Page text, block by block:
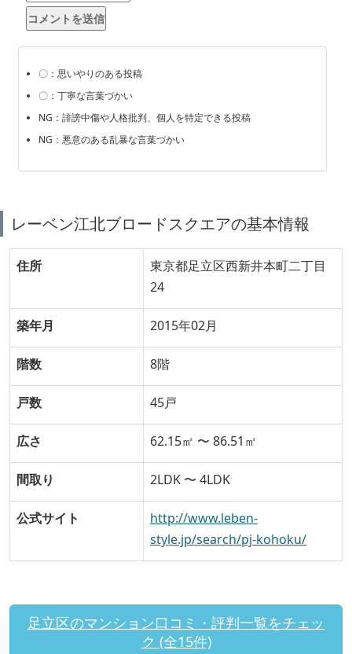
〇：思いやりのある投稿
〇：丁寧な言葉づかい
NG：誹謗中傷や人格批判、個人を特定できる投稿
NG：悪意のある乱暴な言葉づかい
レーベン江北ブロードスクエアの基本情報
住所
東京都足立区西新井本町二丁目
24
築年月 2015年02月
階数 8階
戸数 45戸
広さ 62.15㎡ 〜 86.51㎡
間取り 2LDK 〜 4LDK
公式サイト
http://www.leben-
style.jp/search/pj-kohoku/
足立区のマンション口コミ・評判一覧をチェッ
ク (全15件)